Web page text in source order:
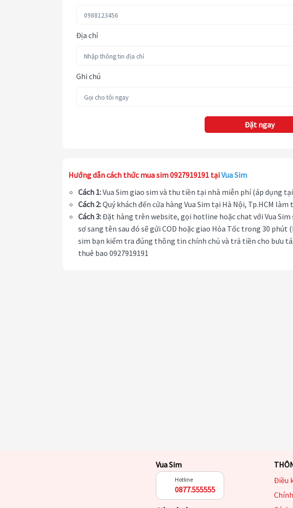
Địa chỉ
Ghi chú
Đặt ngay
Hướng dẫn cách thức mua sim 0927919191 tạiVua Sim
Cách 1:Vua Sim giao sim và thu tiền tại nhà miễn phí (áp dụng tại
Cách 2:Quý khách đến cửa hàng Vua Sim tại Hà Nội, Tp.HCM
Cách 3:Đặt hàng trên website, gọi hotline hoặc chat với Vua
sơ sang tên sau đó sẽ gửi COD hoặc giao Hỏa Tốc trong 30
sim bạn kiểm tra đúng thông tin chính chủ và trả tiền cho bưu
thuê bao 0927919191
Vua Sim
Hotline
0877.555555
Điều